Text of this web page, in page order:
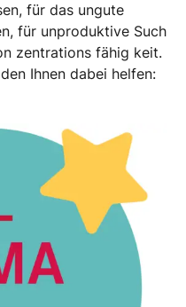
für das ungute
für unproduktive Such
zentrations fähig keit.
Ihnen dabei helfen: